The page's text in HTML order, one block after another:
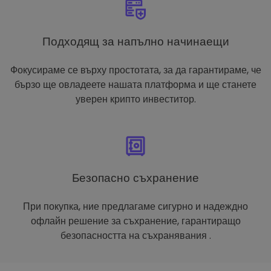
Подходящ за напълно начинаещи
Фокусираме се върху простотата, за да гарантираме, че
бързо ще овладеете нашата платформа и ще станете
уверен крипто инвеститор.
Безопасно съхранение
При покупка, ние предлагаме сигурно и надеждно
офлайн решение за съхранение, гарантиращо
безопасността на съхранявания .